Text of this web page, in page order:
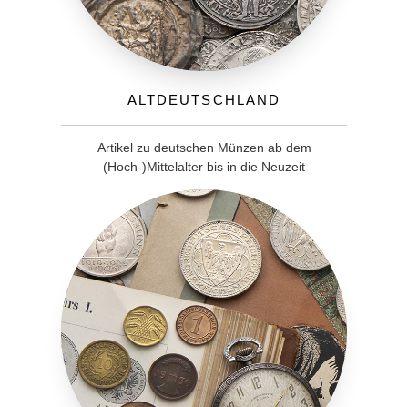
Altdeutschland
Artikel zu deutschen Münzen ab dem
(Hoch-)Mittelalter bis in die Neuzeit